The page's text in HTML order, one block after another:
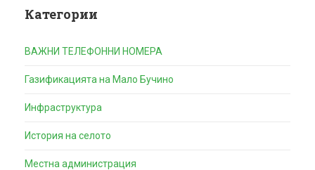
Категории
ВАЖНИ ТЕЛЕФОННИ НОМЕРА
Газификацията на Мало Бучино
Инфраструктура
История на селото
Местна администрация